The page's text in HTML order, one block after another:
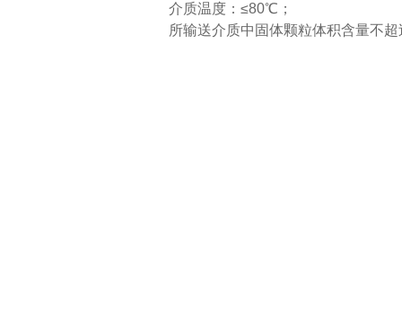
介质温度：≤80℃；
所输送介质中固体颗粒体积含量不